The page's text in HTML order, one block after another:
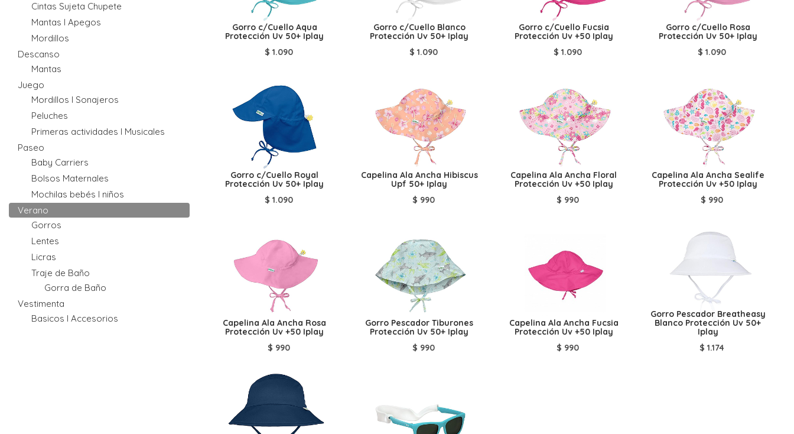
Cintas Sujeta Chupete
Mantas I Apegos
Mordillos
Descanso
Mantas
Juego
Mordillos I Sonajeros
Peluches
Primeras actividades I Musicales
Paseo
Baby Carriers
Bolsos Maternales
Mochilas bebés I niños
Verano
Gorros
Lentes
Licras
Traje de Baño
Gorra de Baño
Vestimenta
Basicos I Accesorios
Gorro c/Cuello Aqua
Protección Uv 50+ Iplay
$ 1.090
Gorro c/Cuello Blanco
Protección Uv 50+ Iplay
$ 1.090
Gorro c/Cuello Fucsia
Protección Uv +50 Iplay
$1.090
Gorro c/Cuello Rosa
Protección Uv 50+ Iplay
$1.090
Gorro c/Cuello Royal
Protección Uv 50+ Iplay
$ 1.090
Capelina Ala Ancha Hibiscus
Upf 50+ Iplay
$ 990
Capelina Ala Ancha Floral
Protección Uv +50 Iplay
$ 990
Capelina Ala Ancha Sealife
Protección Uv +50 Iplay
$ 990
Capelina Ala Ancha Rosa
Protección Uv +50 Iplay
$ 990
Gorro Pescador Tiburones
Protección Uv 50+ Iplay
$ 990
Capelina Ala Ancha Fucsia
Protección Uv +50 Iplay
$ 990
Gorro Pescador Breatheasy
Blanco Protección Uv 50+
Iplay
$1.174